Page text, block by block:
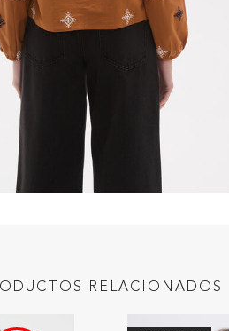
RELACIONADOS